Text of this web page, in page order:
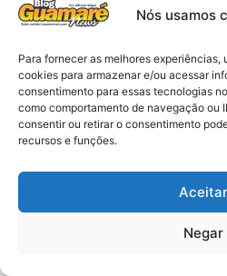
Nós usamos
Para fornecer as melhores experiências,
cookies para armazenar e/ou acessar
consentimento para essas tecnologias
como comportamento de navegação ou
consentir ou retirar o consentimento
recursos e funções.
Aceitar
Negar